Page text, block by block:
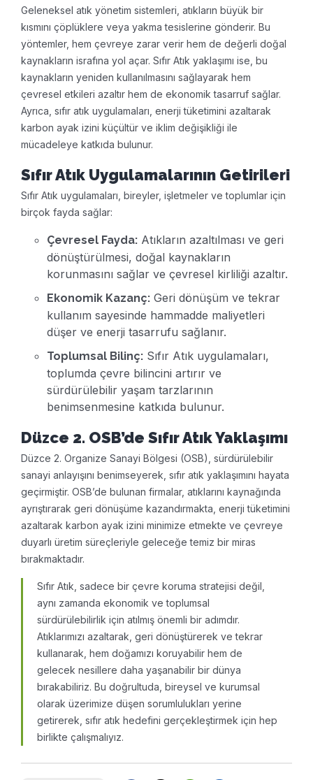
Geleneksel atık yönetim sistemleri, atıkların büyük bir
kısmını çöplüklere veya yakma tesislerine gönderir. Bu
yöntemler, hem çevreye zarar verir hem de değerli doğal
kaynakların israfına yol açar. Sıfır Atık yaklaşımı ise, bu
kaynakların yeniden kullanılmasını sağlayarak hem
çevresel etkileri azaltır hem de ekonomik tasarruf sağlar.
Ayrıca, sıfır atık uygulamaları, enerji tüketimini azaltarak
karbon ayak izini küçültür ve iklim değişikliği ile
mücadeleye katkıda bulunur.
Sıfır Atık Uygulamalarının Getirileri
Sıfır Atık uygulamaları, bireyler, işletmeler ve toplumlar için
birçok fayda sağlar:
Çevresel Fayda: Atıkların azaltılması ve geri
dönüştürülmesi, doğal kaynakların
korunmasını sağlar ve çevresel kirliliği azaltır.
Ekonomik Kazanç: Geri dönüşüm ve tekrar
kullanım sayesinde hammadde maliyetleri
düşer ve enerji tasarrufu sağlanır.
Toplumsal Bilinç: Sıfır Atık uygulamaları,
toplumda çevre bilincini artırır ve
sürdürülebilir yaşam tarzlarının
benimsenmesine katkıda bulunur.
Düzce 2. OSB’de Sıfır Atık Yaklaşımı
Düzce 2. Organize Sanayi Bölgesi (OSB), sürdürülebilir
sanayi anlayışını benimseyerek, sıfır atık yaklaşımını hayata
geçirmiştir. OSB’de bulunan firmalar, atıklarını kaynağında
ayrıştırarak geri dönüşüme kazandırmakta, enerji tüketimini
azaltarak karbon ayak izini minimize etmekte ve çevreye
duyarlı üretim süreçleriyle geleceğe temiz bir miras
bırakmaktadır.
Sıfır Atık, sadece bir çevre koruma stratejisi değil,
aynı zamanda ekonomik ve toplumsal
sürdürülebilirlik için atılmış önemli bir adımdır.
Atıklarımızı azaltarak, geri dönüştürerek ve tekrar
kullanarak, hem doğamızı koruyabilir hem de
gelecek nesillere daha yaşanabilir bir dünya
bırakabiliriz. Bu doğrultuda, bireysel ve kurumsal
olarak üzerimize düşen sorumlulukları yerine
getirerek, sıfır atık hedefini gerçekleştirmek için hep
birlikte çalışmalıyız.